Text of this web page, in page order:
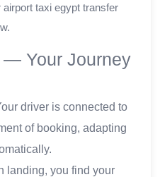
taxi egypt transfer
— Your Journey
driver is connected to
of booking, adapting
landing, you find your